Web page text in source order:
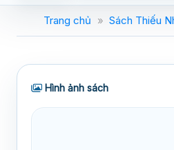
Trang chủ » Sách Thiếu
Hình ảnh sách